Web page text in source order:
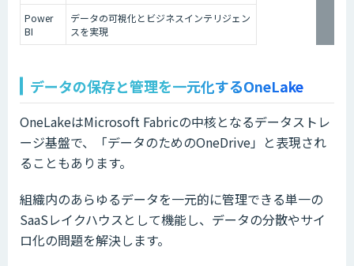
Power
BI
データの可視化とビジネスインテリジェン
スを実現
データの保存と管理を一元化するOneLake
OneLakeはMicrosoft Fabricの中核となるデータストレ
ージ基盤で、「データのためのOneDrive」と表現され
ることもあります。
組織内のあらゆるデータを一元的に管理できる単一の
SaaSレイクハウスとして機能し、データの分散やサイ
ロ化の問題を解決します。